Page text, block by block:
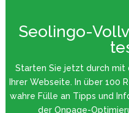
Seolingo-
Starten Sie jetzt durch mit
Ihrer Webseite. In über 100
wahre Fülle an Tipps und
der Onpage-